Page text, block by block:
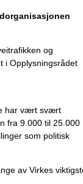
og
i Opplysningsrådet
har vært svært
fra 9.000 til 25.000
som politisk
av Virkes